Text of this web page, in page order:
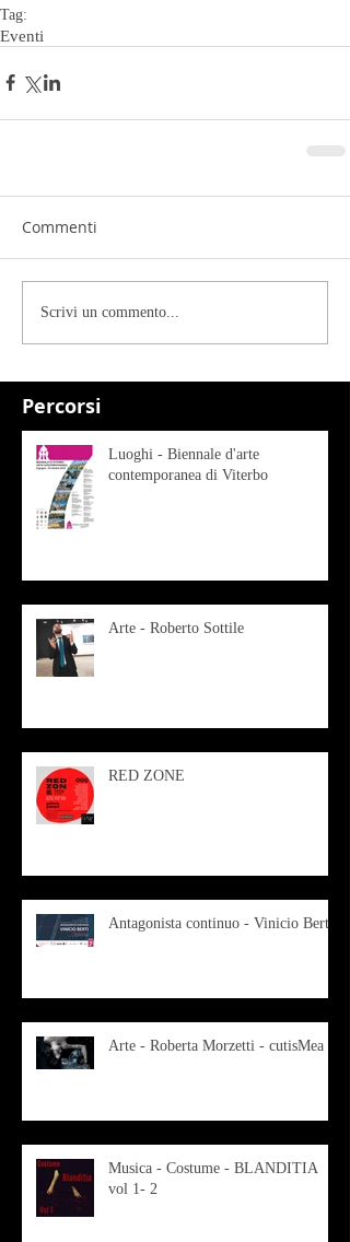
Percorsi
Tag:
Eventi
Commenti
Scrivi un commento...
Luoghi - Biennale d'arte
contemporanea di Viterbo
Arte - Roberto Sottile
RED ZONE
Antagonista continuo - Vinicio Berti
Arte - Roberta Morzetti - cutisMea
Musica - Costume - BLANDITIA
vol 1- 2